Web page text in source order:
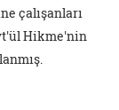
çalışanları
Hikme'nin